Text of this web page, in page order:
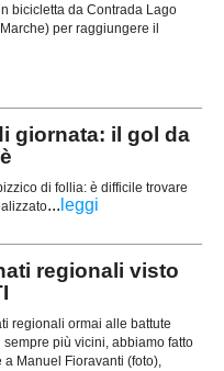
bicicletta da Contrada Lago
per raggiungere il
giornata: il gol da
di follia: è difficile trovare
... leggi
regionali visto
regionali ormai alle battute
sempre più vicini, abbiamo fatto
a Manuel Fioravanti (foto),